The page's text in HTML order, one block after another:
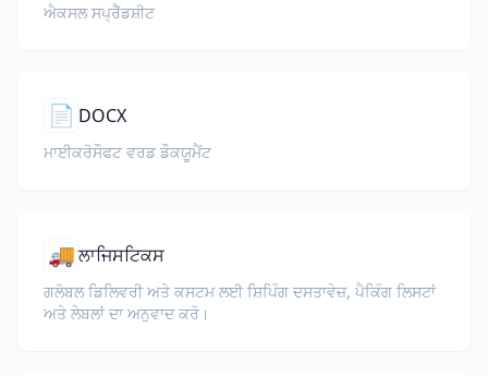
ਐਕਸਲ ਸਪ੍ਰੈੱਡਸ਼ੀਟ
📄 DOCX
ਮਾਈਕਰੋਸੌਫਟ ਵਰਡ ਡੌਕਯੂਮੈਂਟ
🚚ਲਾਜਿਸਟਿਕਸ
ਗਲੋਬਲ ਡਿਲਿਵਰੀ ਅਤੇ ਕਸਟਮ ਲਈ ਸ਼ਿਪਿੰਗ ਦਸਤਾਵੇਜ਼, ਪੈਕਿੰਗ ਲਿਸਟਾਂ
ਅਤੇ ਲੇਬਲਾਂ ਦਾ ਅਨੁਵਾਦ ਕਰੋ।